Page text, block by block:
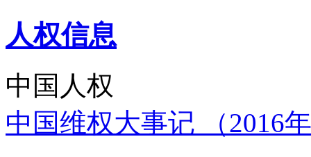
人权信息
中国人权
中国维权大事记 （2016